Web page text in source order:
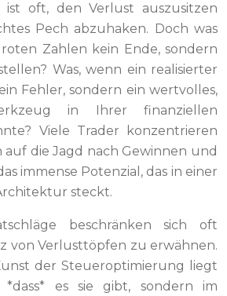
oft, den Verlust auszusitzen
Pech abzuhaken. Doch was
Zahlen kein Ende, sondern
Was, wenn ein realisierter
Fehler, sondern ein wertvolles,
in Ihrer finanziellen
Viele Trader konzentrieren
auf die Jagd nach Gewinnen und
immense Potenzial, das in einer
steckt.
beschränken sich oft
von Verlusttöpfen zu erwähnen.
der Steueroptimierung liegt
*dass* es sie gibt, sondern im